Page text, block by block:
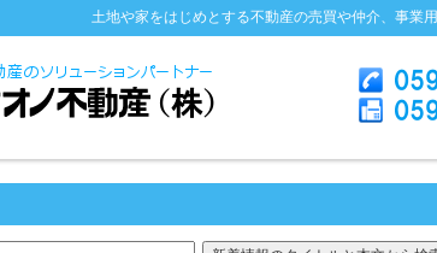
土地や家をはじめとする不動産の売買や仲介、事業